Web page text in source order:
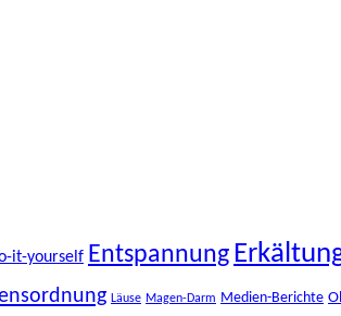
it-yourself Entspannung
Läuse Magen-Darm Medien-Berichte